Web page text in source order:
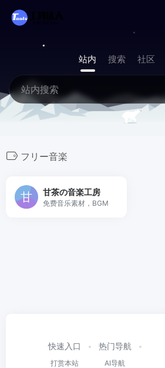
站内 搜索 社区
フリー音楽
甘茶の音楽工房
免费音乐素材，BGM
快速入口
打赏本站
热门导航
AI导航